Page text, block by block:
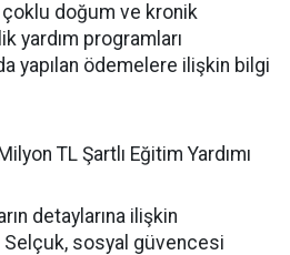
çoklu doğum ve kronik
yardım programları
yapılan ödemelere ilişkin bilgi
TL Şartlı Eğitim Yardımı
detaylarına ilişkin
Selçuk, sosyal güvencesi